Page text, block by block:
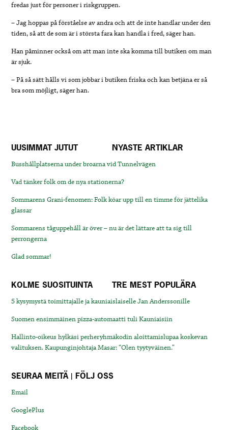
fredas just för personer i riskgruppen.
– Jag hoppas på förståelse av andra och att de inte handlar under den
tiden, så att de som är i största fara kan handla i fred, säger han.
Han påminner också om att man inte ska komma till butiken om man
är sjuk.
– På så sätt hålls vi som jobbar i butiken friska och kan betjäna er så
bra som möjligt, säger han.
UUSIMMAT JUTUT NYASTE ARTIKLAR
Busshållplatserna under broarna vid Tunnelvägen
Vad tänker folk om de nya stationerna?
Sommarens Grani-fenomen: Folk köar upp till en timme för jättelika
glassar
Sommarens tåguppehåll är över – nu är det lättare att ta sig till
perrongerna
Glad sommar!
KOLME SUOSITUINTA TRE MEST POPULÄRA
5 kysymystä toimittajalle ja kauniaislaiselle Jan Anderssonille
Suomen ensimmäinen pizza-automaatti tuli Kauniaisiin
Hallinto-oikeus hylkäsi perheryhmäkodin aloittamislupaa koskevan
valituksen. Kaupunginjohtaja Masar: “Olen tyytyväinen.”
SEURAA MEITÄ | FÖLJ OSS
Email
GooglePlus
Facebook